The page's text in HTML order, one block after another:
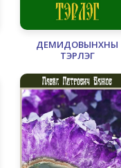
ДЕМИДОВЫНХНЫ
ТЭРЛЭГ